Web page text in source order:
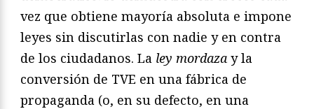
vez que obtiene mayoría absoluta e impone
leyes sin discutirlas con nadie y en contra
de los ciudadanos. La ley mordaza y la
conversión de TVE en una fábrica de
propaganda (o, en su defecto, en una